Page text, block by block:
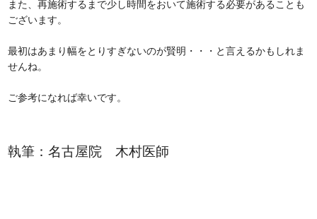
また、再施術するまで少し時間をおいて施術する必要があることも
ございます。
最初はあまり幅をとりすぎないのが賢明・・・と言えるかもしれま
せんね。
ご参考になれば幸いです。
執筆：名古屋院 木村医師